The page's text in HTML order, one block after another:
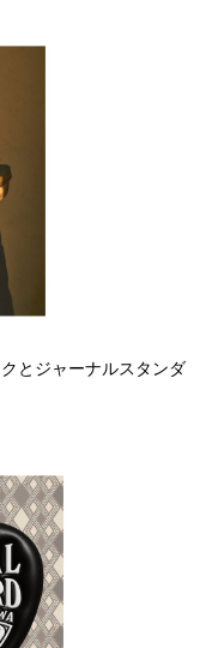
とジャーナルスタンダ